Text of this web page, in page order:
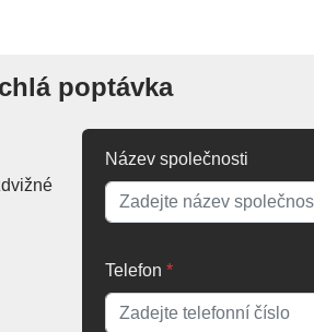
poptávka
Název společnosti
Telefon *